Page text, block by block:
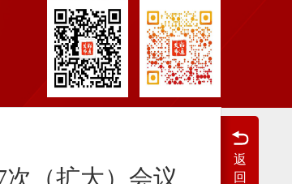
返
回
（扩大）会议